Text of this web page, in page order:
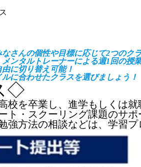
さんの個性や目標に応じて2つのク
ンタルトレーナーによる週1回の授
に切り替え可能！
に合わせたクラスを選びましょう！
◇
校を卒業し、進学もしくは就
ト・スクーリング課題のサ
強方法の相談などは、学習